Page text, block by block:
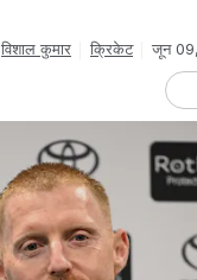
विशाल कुमार क्रिकेट जून